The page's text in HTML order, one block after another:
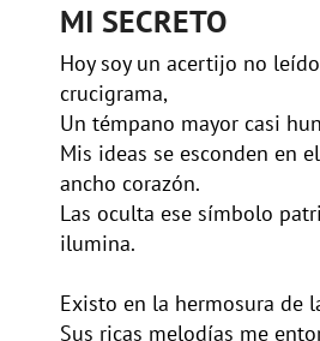
MI SECRETO
Hoy soy un acertijo no
crucigrama,
Un témpano mayor casi
Mis ideas se esconden en
ancho corazón.
Las oculta ese símbolo
ilumina.
Existo en la hermosura de
Sus ricas melodías me